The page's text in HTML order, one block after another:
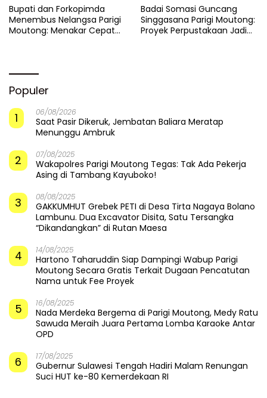
​Bupati dan Forkopimda
Menembus Nelangsa Parigi
Moutong: Menakar Cepat
Badai Somasi Guncang
Singgasana Parigi Moutong:
Proyek Perpustakaan Jadi
Populer
1
06/08/2026
Saat Pasir Dikeruk, Jembatan Baliara Meratap
Menunggu Ambruk
2 07/08/2025
Wakapolres Parigi Moutong Tegas: Tak Ada Pekerja
Asing di Tambang Kayuboko!
3 08/08/2025
GAKKUMHUT Grebek PETI di Desa Tirta Nagaya Bolano
Lambunu. Dua Excavator Disita, Satu Tersangka
“Dikandangkan” di Rutan Maesa
4 14/08/2025
Hartono Taharuddin Siap Dampingi Wabup Parigi
Moutong Secara Gratis Terkait Dugaan Pencatutan
Nama untuk Fee Proyek
5 16/08/2025
Nada Merdeka Bergema di Parigi Moutong, Medy Ratu
Sawuda Meraih Juara Pertama Lomba Karaoke Antar
OPD
6 17/08/2025
Gubernur Sulawesi Tengah Hadiri Malam Renungan
Suci HUT ke-80 Kemerdekaan RI